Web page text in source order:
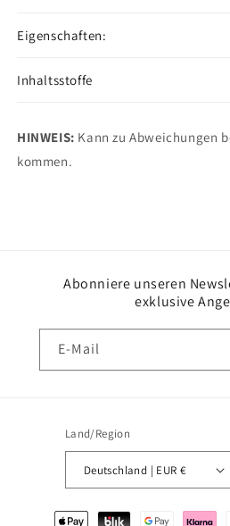
Eigenschaften:
Inhaltsstoffe
HINWEIS: Kann zu Abweichungen
kommen.
Abonniere unseren
exklusive
E-Mail
Land/Region
Deutschland | EUR €
Zahlungsmethoden